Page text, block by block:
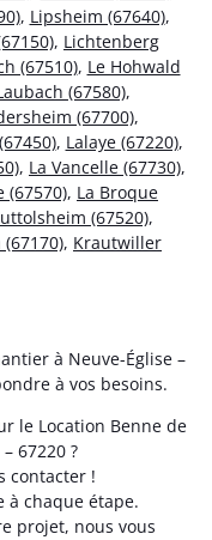
, Lipsheim (67640),
, Lichtenberg
(67510), Le Hohwald
(67580),
(67700),
, Lalaye (67220),
, La Vancelle (67730),
(67570), La Broque
(67520),
, Krautwiller
à Neuve-Église –
à vos besoins.
le Location Benne de
67220 ?
contacter !
à chaque étape.
projet, nous vous